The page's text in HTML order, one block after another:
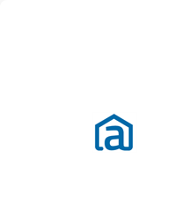
Alquiler pisos
Alquiler pisos San